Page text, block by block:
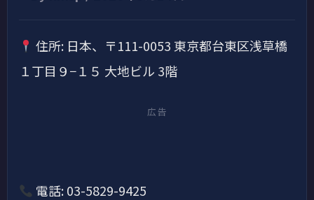
住所: 日本、〒111-0053 東京都台東区浅草橋
１丁目９−１５ 大地ビル 3階
広告
電話: 03-5829-9425